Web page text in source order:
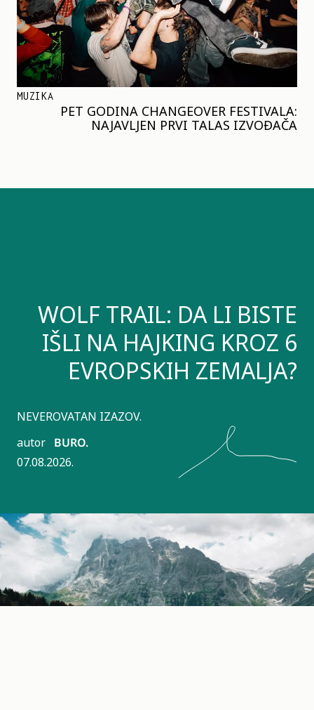
MUZIKA
PET GODINA CHANGEOVER FESTIVALA:
NAJAVLJEN PRVI TALAS IZVOĐAČA
WOLF TRAIL: DA LI BISTE
IŠLI NA HAJKING KROZ 6
EVROPSKIH ZEMALJA?
NEVEROVATAN IZAZOV.
autor BURO.
07.08.2026.